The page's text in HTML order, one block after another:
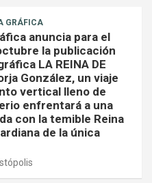
GRÁFICA
anuncia para el
la publicación
LA REINA DE
González, un viaje
vertical lleno de
enfrentará a una
con la temible Reina
de la única